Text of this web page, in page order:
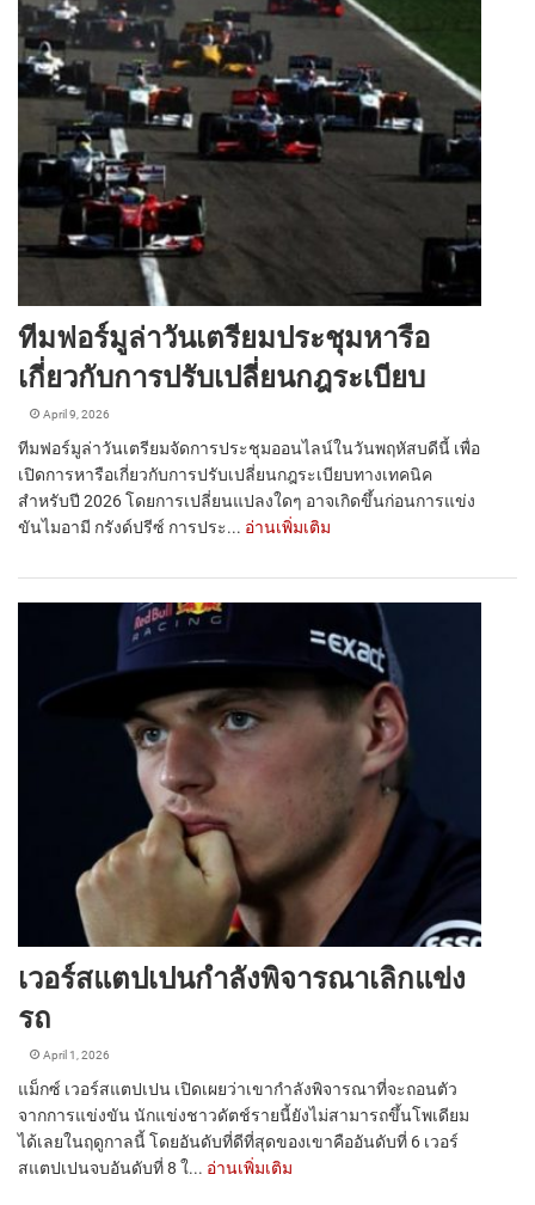
ทีมฟอร์มูล่าวันเตรียมประชุมหารือ
เกี่ยวกับการปรับเปลี่ยนกฎระเบียบ
April 9, 2026
ทีมฟอร์มูล่าวันเตรียมจัดการประชุมออนไลน์ในวันพฤหัสบดีนี้ เพื่อ
เปิดการหารือเกี่ยวกับการปรับเปลี่ยนกฎระเบียบทางเทคนิค
สำหรับปี 2026 โดยการเปลี่ยนแปลงใดๆ อาจเกิดขึ้นก่อนการแข่ง
ขันไมอามี กรังด์ปรีซ์ การประ... อ่านเพิ่มเติม
เวอร์สแตปเปนกำลังพิจารณาเลิกแข่ง
รถ
April 1, 2026
แม็กซ์ เวอร์สแตปเปน เปิดเผยว่าเขากำลังพิจารณาที่จะถอนตัว
จากการแข่งขัน นักแข่งชาวดัตช์รายนี้ยังไม่สามารถขึ้นโพเดียม
ได้เลยในฤดูกาลนี้ โดยอันดับที่ดีที่สุดของเขาคืออันดับที่ 6 เวอร์
สแตปเปนจบอันดับที่ 8 ใ... อ่านเพิ่มเติม